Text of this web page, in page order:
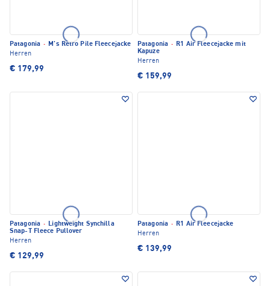
Patagonia · M's Retro Pile Fleecejacke
Herren
€ 179,99
Patagonia · R1 Air Fleecejacke mit
Kapuze
Herren
€ 159,99
Patagonia · Lightweight Synchilla
Snap-T Fleece Pullover
Herren
€ 129,99
Patagonia · R1 Air Fleecejacke
Herren
€ 139,99